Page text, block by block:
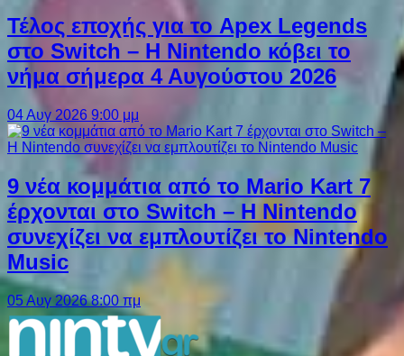
Τέλος εποχής για το Apex Legends
στο Switch – Η Nintendo κόβει το
νήμα σήμερα 4 Αυγούστου 2026
04 Αυγ 2026 9:00 μμ
9 νέα κομμάτια από το Mario Kart 7
έρχονται στο Switch – Η Nintendo
συνεχίζει να εμπλουτίζει το Nintendo
Music
05 Αυγ 2026 8:00 πμ